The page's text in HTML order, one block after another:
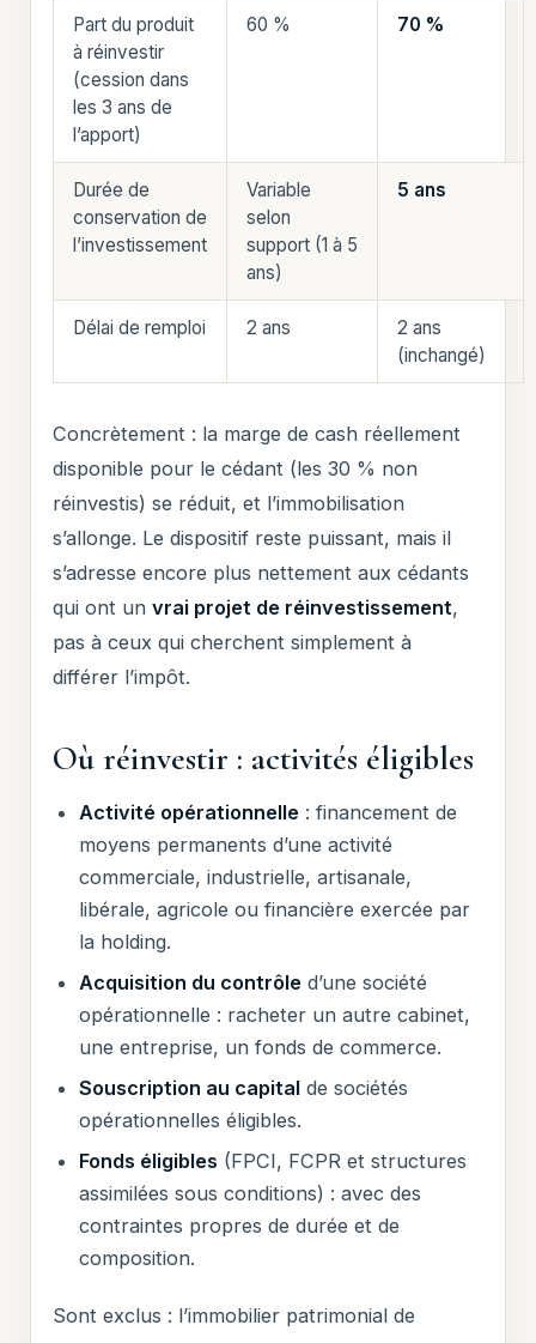
Part du produit
à réinvestir
(cession dans
les 3 ans de
l’apport)
60 % 70 %
Durée de
conservation de
l’investissement
Variable
selon
support (1 à 5
ans)
5 ans
Délai de remploi 2 ans
2 ans
(inchangé)
Concrètement : la marge de cash réellement
disponible pour le cédant (les 30 % non
réinvestis) se réduit, et l’immobilisation
s’allonge. Le dispositif reste puissant, mais il
s’adresse encore plus nettement aux cédants
qui ont unvrai projet de réinvestissement,
pas à ceux qui cherchent simplement à
différer l’impôt.
Où réinvestir : activités éligibles
Activité opérationnelle: financement de
moyens permanents d’une activité
commerciale, industrielle, artisanale,
libérale, agricole ou financière exercée par
la holding.
Acquisition du contrôled’une société
opérationnelle : racheter un autre cabinet,
une entreprise, un fonds de commerce.
Souscription au capitalde sociétés
opérationnelles éligibles.
Fonds éligibles (FPCI, FCPR et structures
assimilées sous conditions) : avec des
contraintes propres de durée et de
composition.
Sont exclus : l’immobilier patrimonial de